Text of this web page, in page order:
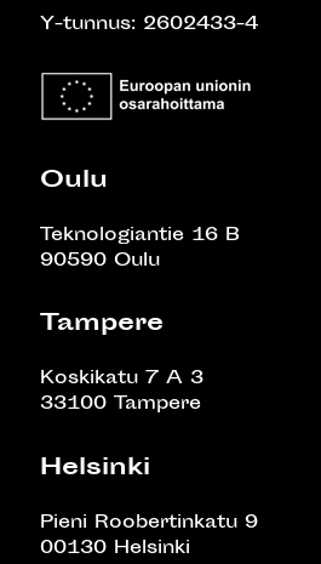
Y-tunnus: 2602433-4
Oulu
Teknologiantie 16 B
90590 Oulu
Tampere
Koskikatu 7 A 3
33100 Tampere
Helsinki
Pieni Roobertinkatu 9
00130 Helsinki